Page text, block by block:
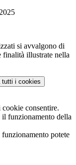
si avvalgono di
finalità illustrate nella
tutti i cookies
cookie consentire.
il funzionamento della
potete